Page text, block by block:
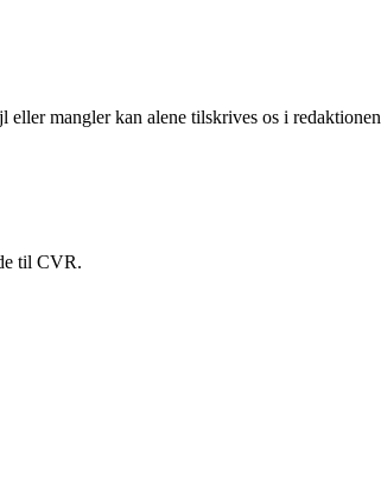
mangler kan alene tilskrives os i
til CVR.